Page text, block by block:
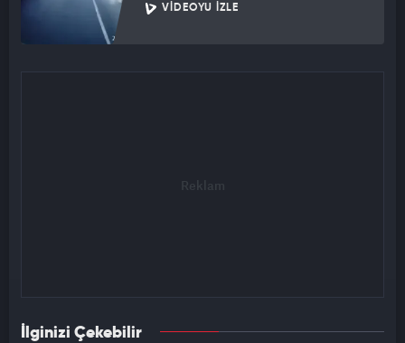
VIDEOYU İZLE
İlginizi Çekebilir